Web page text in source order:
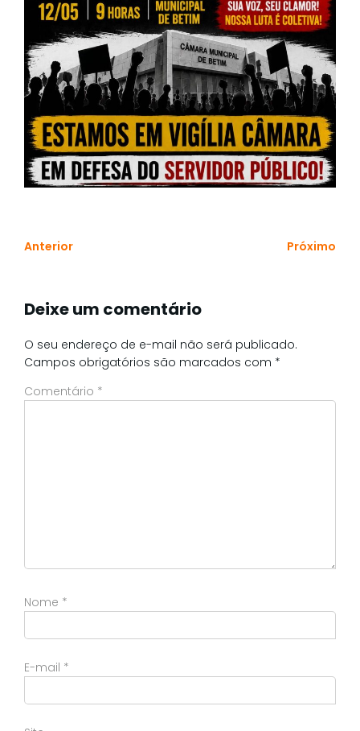
Anterior Próximo
Deixe um comentário
O seu endereço de e-mail não será publicado.
Campos obrigatórios são marcados com *
Comentário *
Nome *
E-mail *